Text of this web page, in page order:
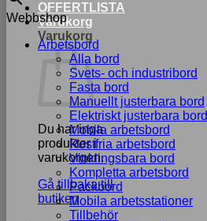
OFFERTLISTA
Varukorg
Varukorg
Du har inga
produkter i
varukorgen.
Gå tillbaka till
butiken
Webbshop
Arbetsbord
Alla bord
Svets- och industribord
Fasta bord
Manuellt justerbara bord
Elektriskt justerbara bord
Mobila arbetsbord
Rostfria arbetsbord
Vinklingsbara bord
Kompletta arbetsbord
Packbord
Mobila arbetsstationer
Tillbehör